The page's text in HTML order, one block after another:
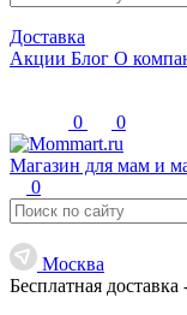
Доставка
Акции Блог О
0 0
Магазин для мам и
0
Москва
Бесплатная доставка